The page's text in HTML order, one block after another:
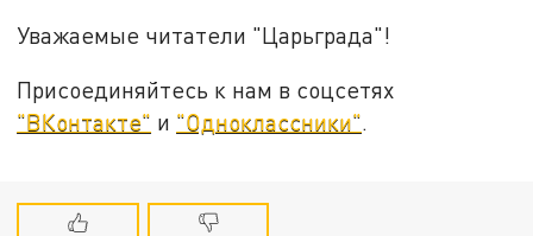
Уважаемые читатели "Царьграда"!
Присоединяйтесь к нам в соцсетях
"ВКонтакте" и "Одноклассники".